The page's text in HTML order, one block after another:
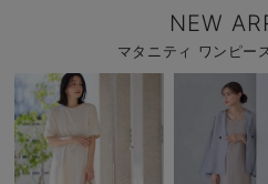
NEW
マタニティ ワンピー